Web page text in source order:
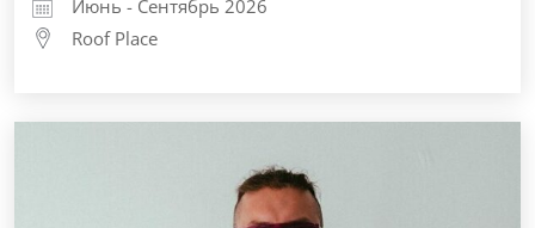
Июнь - Сентябрь 2026
Roof Place